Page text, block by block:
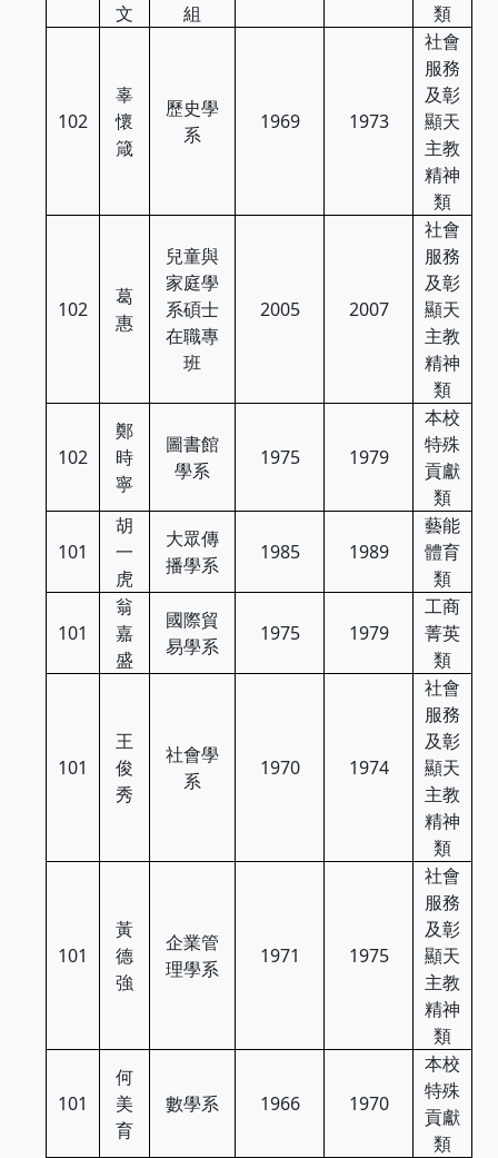
文
組
類
102
辜
懷
箴
歷史學
系
1969 1973
社會
服務
及彰
顯天
主教
精神
類
102
葛
惠
兒童與
家庭學
系碩士
在職專
班
2005 2007
社會
服務
及彰
顯天
主教
精神
類
102
鄭
時
寧
圖書館
學系
1975 1979
本校
特殊
貢獻
類
101
胡
一
虎
大眾傳
播學系
1985 1989
藝能
體育
類
101
翁
嘉
盛
國際貿
易學系
1975 1979
工商
菁英
類
101
王
俊
秀
社會學
系
1970 1974
社會
服務
及彰
顯天
主教
精神
類
101
黃
德
強
企業管
理學系
1971 1975
社會
服務
及彰
顯天
主教
精神
類
101
何
美
育
數學系 1966 1970
本校
特殊
貢獻
類